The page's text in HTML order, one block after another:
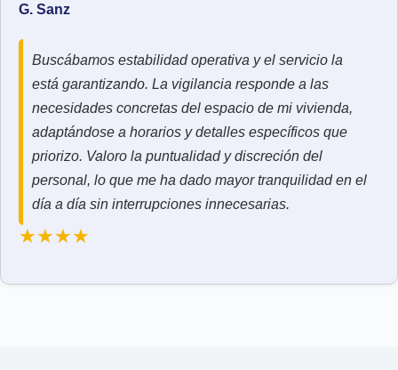
G. Sanz
Buscábamos estabilidad operativa y el servicio la
está garantizando. La vigilancia responde a las
necesidades concretas del espacio de mi vivienda,
adaptándose a horarios y detalles específicos que
priorizo. Valoro la puntualidad y discreción del
personal, lo que me ha dado mayor tranquilidad en el
día a día sin interrupciones innecesarias.
★★★★